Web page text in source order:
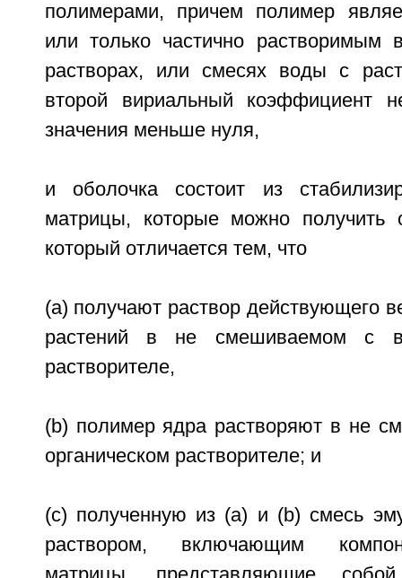
полимерами, причем полимер
или только частично
растворах, или смесях воды с
второй вириальный коэффициент
значения меньше нуля,
и оболочка состоит из
матрицы, которые можно получить
который отличается тем, что
(a) получают раствор действующего
растений в не смешиваемом с
растворителе,
(b) полимер ядра растворяют в не
органическом растворителе; и
(c) полученную из (а) и (b) смесь
раствором, включающим